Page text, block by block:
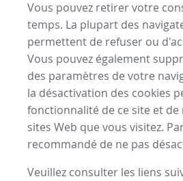
Vous pouvez retirer votre
temps. La plupart des
permettent de refuser ou
Vous pouvez également
des paramètres de votre
la désactivation des cookies
fonctionnalité de ce site et
sites Web que vous visitez.
recommandé de ne pas
Veuillez consulter les liens